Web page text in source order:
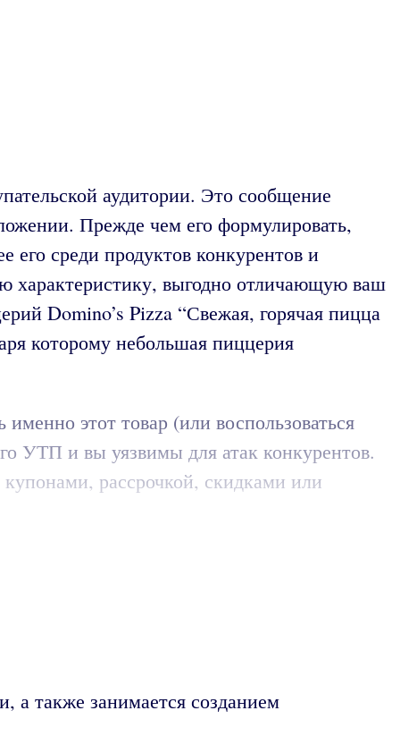
аудитории. Это сообщение
Прежде чем его формулировать,
его среди продуктов конкурентов и
характеристику, выгодно отличающую ваш
Domino’s Pizza “Свежая, горячая пицца
которому небольшая пиццерия
этот товар (или воспользоваться
УТП и вы уязвимы для атак конкурентов.
рассрочкой, скидками или
а также занимается созданием